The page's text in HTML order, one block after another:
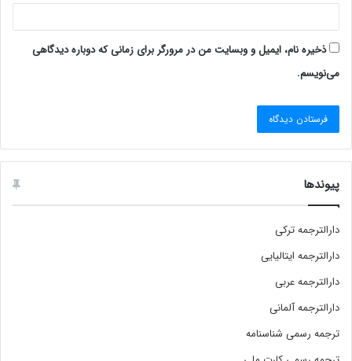
ذخیره نام، ایمیل و وبسایت من در مرورگر برای زمانی که دوباره دیدگاهی
می‌نویسم.
پیوندها
دارالترجمه ترکی
دارالترجمه ایتالیایی
دارالترجمه عربی
دارالترجمه آلمانی
ترجمه رسمی شناسنامه